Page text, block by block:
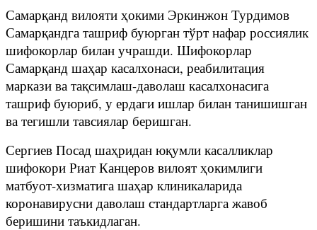
Самарқанд вилояти ҳокими Эркинжон Турдимов
Самарқандга ташриф буюрган тўрт нафар россиялик
шифокорлар билан учрашди. Шифокорлар
Самарқанд шаҳар касалхонаси, реабилитация
маркази ва тақсимлаш-даволаш касалхонасига
ташриф буюриб, у ердаги ишлар билан танишишган
ва тегишли тавсиялар беришган.
Сергиев Посад шаҳридан юқумли касалликлар
шифокори Риат Канцеров вилоят ҳокимлиги
матбуот-хизматига шаҳар клиникаларида
коронавирусни даволаш стандартларга жавоб
беришини таъкидлаган.